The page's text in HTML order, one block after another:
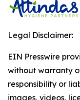
Legal Disclaimer:
EIN Presswire
without warranty
responsibility or
images, videos,